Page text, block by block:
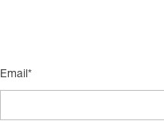
Email*